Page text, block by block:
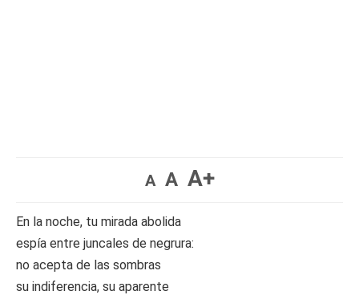
A A A+
En la noche, tu mirada abolida
espía entre juncales de negrura:
no acepta de las sombras
su indiferencia, su aparente